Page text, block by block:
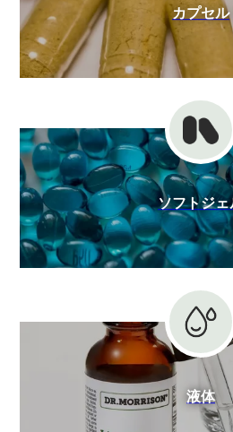
カプセル
ソフトジェ
液体